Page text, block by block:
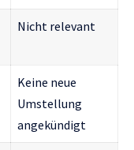
Nicht relevant
Keine neue
Umstellung
angekündigt